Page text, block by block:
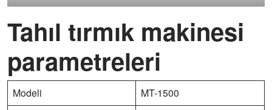
Tahıl tırmık makinesi
parametreleri
Modeli MT-1500